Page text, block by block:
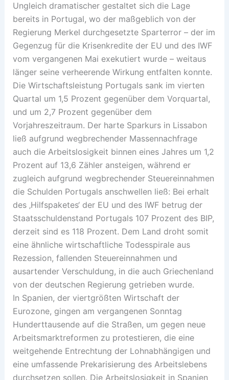
Ungleich dramatischer gestaltet sich die Lage
bereits in Portugal, wo der maßgeblich von der
Regierung Merkel durchgesetzte Sparterror – der im
Gegenzug für die Krisenkredite der EU und des IWF
vom vergangenen Mai exekutiert wurde – weitaus
länger seine verheerende Wirkung entfalten konnte.
Die Wirtschaftsleistung Portugals sank im vierten
Quartal um 1,5 Prozent gegenüber dem Vorquartal,
und um 2,7 Prozent gegenüber dem
Vorjahreszeitraum. Der harte Sparkurs in Lissabon
ließ aufgrund wegbrechender Massennachfrage
auch die Arbeitslosigkeit binnen eines Jahres um 1,2
Prozent auf 13,6 Zähler ansteigen, während er
zugleich aufgrund wegbrechender Steuereinnahmen
die Schulden Portugals anschwellen ließ: Bei erhalt
des ‚Hilfspaketes‘ der EU und des IWF betrug der
Staatsschuldenstand Portugals 107 Prozent des BIP,
derzeit sind es 118 Prozent. Dem Land droht somit
eine ähnliche wirtschaftliche Todesspirale aus
Rezession, fallenden Steuereinnahmen und
ausartender Verschuldung, in die auch Griechenland
von der deutschen Regierung getrieben wurde.
In Spanien, der viertgrößten Wirtschaft der
Eurozone, gingen am vergangenen Sonntag
Hunderttausende auf die Straßen, um gegen neue
Arbeitsmarktreformen zu protestieren, die eine
weitgehende Entrechtung der Lohnabhängigen und
eine umfassende Prekarisierung des Arbeitslebens
durchsetzen sollen. Die Arbeitslosigkeit in Spanien